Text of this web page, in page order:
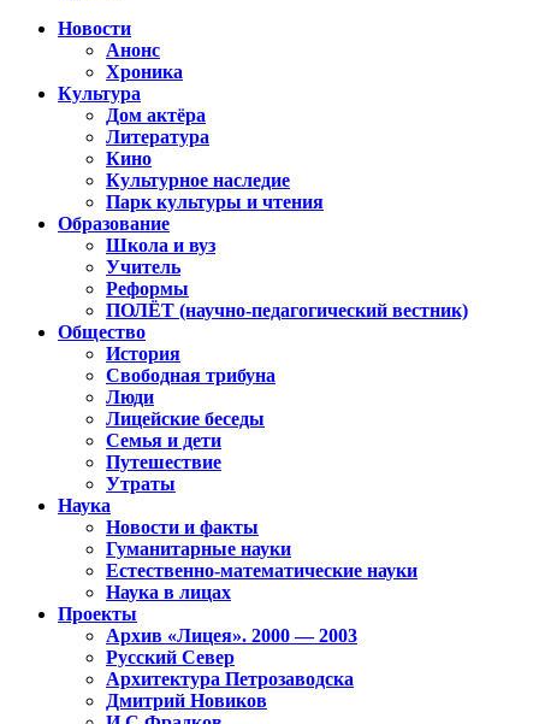
Новости
Анонс
Хроника
Культура
Дом актёра
Литература
Кино
Культурное наследие
Парк культуры и чтения
Образование
Школа и вуз
Учитель
Реформы
ПОЛЁТ (научно-педагогический вестник)
Общество
История
Свободная трибуна
Люди
Лицейские беседы
Семья и дети
Путешествие
Утраты
Наука
Новости и факты
Гуманитарные науки
Естественно-математические науки
Наука в лицах
Проекты
Архив «Лицея». 2000 — 2003
Русский Север
Архитектура Петрозаводска
Дмитрий Новиков